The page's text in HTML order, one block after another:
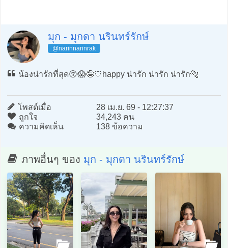
มุก - มุกดา นรินทร์รักษ์
@narinnarinrak
น้องน่ารักที่สุด😚😱🤪🤍happy น่ารัก น่ารัก น่ารัก🐅
โพสต์เมื่อ
28 เม.ย. 69 - 12:27:37
ถูกใจ
34,243 คน
ความคิดเห็น
138 ข้อความ
ภาพอื่นๆ ของ มุก - มุกดา นรินทร์รักษ์